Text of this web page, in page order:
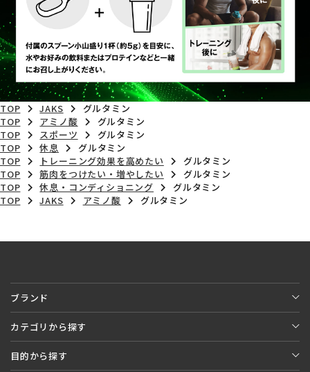
TOP JAKS
グルタミン
TOP
アミノ酸
グルタミン
TOP
スポーツ
グルタミン
TOP
休息
グルタミン
TOP
トレーニング効果を高めたい
グルタミン
TOP
筋肉をつけたい・増やしたい
グルタミン
TOP
休息・コンディショニング
グルタミン
TOP
JAKS アミノ酸 グルタミン
ブランド
カテゴリから探す
目的から探す